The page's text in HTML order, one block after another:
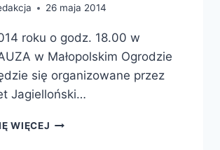
26 maja 2014
roku o godz. 18.00 w
w Małopolskim Ogrodzie
się organizowane przez
Jagielloński…
WIĘCEJ GENETYCZNE